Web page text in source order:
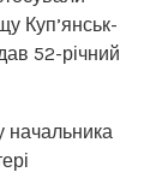
Куп’янськ-
52-річний
начальника